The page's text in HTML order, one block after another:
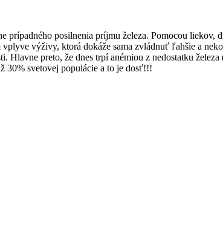
prípadného posilnenia príjmu železa. Pomocou
výživy, ktorá dokáže sama zvládnuť ľahšie a
Hlavne preto, že dnes trpí anémiou z nedostatku
30% svetovej populácie a to je dosť!!!